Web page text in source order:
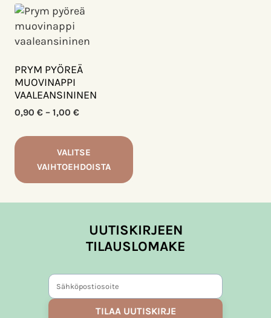
PRYM PYÖREÄ
MUOVINAPPI
VAALEANSININEN
0,90 € – 1,00 €Hintaluokka:
-
1,00 €
VALITSE
VAIHTOEHDOISTA
tuotteella
valinnat
UUTISKIRJEEN
TILAUSLOMAKE
TILAA UUTISKIRJE